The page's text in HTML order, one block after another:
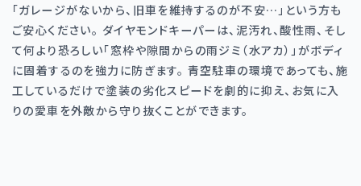
「ガレージがないから、旧車を維持するのが不安…」という方も
ご安心ください。 ダイヤモンドキーパーは、泥汚れ、酸性雨、そし
て何より恐ろしい「窓枠や隙間からの雨ジミ（水アカ）」がボディ
に固着するのを強力に防ぎます。 青空駐車の環境であっても、施
工しているだけで塗装の劣化スピードを劇的に抑え、お気に入
りの愛車を外敵から守り抜くことができます。